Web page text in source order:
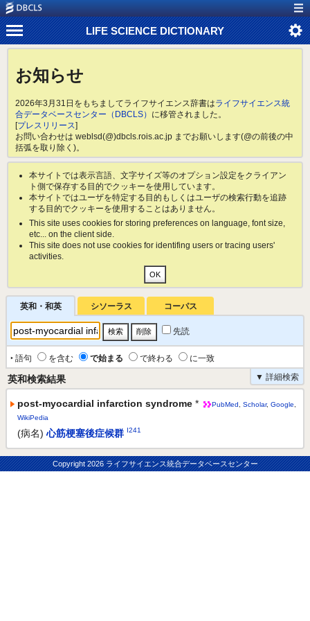
LIFE SCIENCE DICTIONARY
お知らせ
2026年3月31日をもちましてライフサイエンス辞書はライフサイエンス統
合データベースセンター（DBCLS） に移管されました。
[プレスリリース]
お問い合わせは weblsd(@)dbcls.rois.ac.jp までお願いします(@の前後の中
括弧を取り除く)。
本サイトでは表示言語、文字サイズ等のオプション設定をクライアン
ト側で保存する目的でクッキーを使用しています。
本サイトではユーザを特定する目的もしくはユーザの検索行動を追跡
する目的でクッキーを使用することはありません。
This site uses cookies for storing preferences on language, font size,
etc... on the client side.
This site does not use cookies for identifing users or tracing users'
activities.
英和・和英 シソーラス コーパス
先読
‣ 語句 を含む で始まる で終わる
に一致
▼ 詳細検索
英和検索結果
post-myocardial infarction syndrome * PubMed Scholar, Google
WikiPedia
(病名) 心筋梗塞後症候群 I241
Copyright2026 ライフサイエンス統合データベースセンター